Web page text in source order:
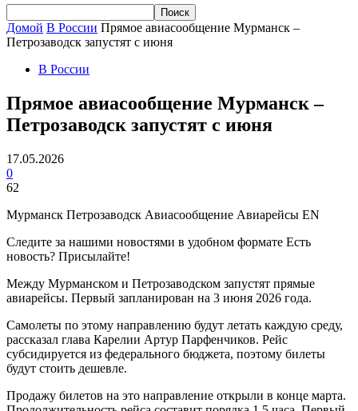
Домой В России Прямое авиасообщение Мурманск –
Петрозаводск запустят с июня
В России
Прямое авиасообщение Мурманск –
Петрозаводск запустят с июня
17.05.2026
0
62
Мурманск Петрозаводск Авиасообщение Авиарейсы EN
Следите за нашими новостями в удобном формате Есть
новость? Присылайте!
Между Мурманском и Петрозаводском запустят прямые
авиарейсы. Первый запланирован на 3 июня 2026 года.
Самолеты по этому направлению будут летать каждую среду,
рассказал глава Карелии Артур Парфенчиков. Рейс
субсидируется из федерального бюджета, поэтому билеты
будут стоить дешевле.
Продажу билетов на это направление открыли в конце марта.